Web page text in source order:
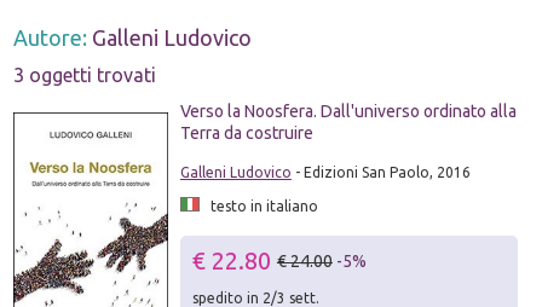
Autore: Galleni Ludovico
3 oggetti trovati
Verso la Noosfera. Dall'universo ordinato alla
Terra da costruire
Galleni Ludovico - Edizioni San Paolo, 2016
testo in italiano
€ 22.80 € 24.00 -5%
spedito in 2/3 sett.